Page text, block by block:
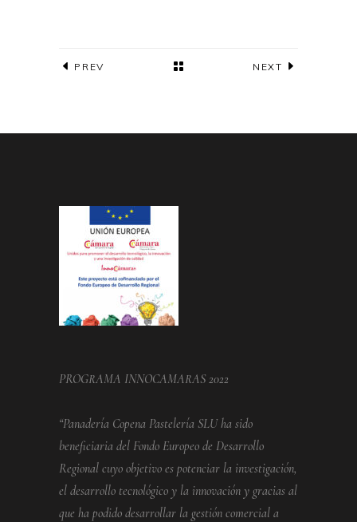
PREV NEXT
PROGRAMA INNOCAMARAS 2022
“Panadería Copena Pastelería SLU ha sido
beneficiaria del Fondo Europeo de Desarrollo
Regional cuyo objetivo es potenciar la investigación,
el desarrollo tecnológico y la innovación y gracias al
que ha podido desarrollar la gestión comercial a